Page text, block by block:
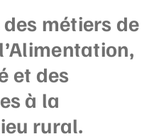
métiers de
et des
à la
rural.